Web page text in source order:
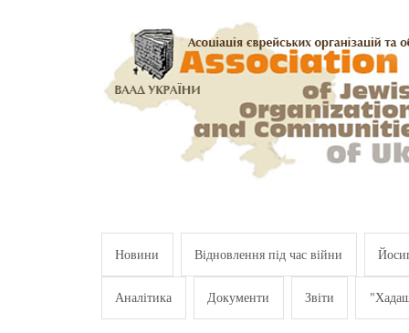
Новини Відновлення під час війни
Аналітика Документи Звіти